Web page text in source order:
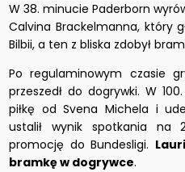
W 38. minucie Paderborn
Calvina Brackelmanna, który
Bilbii, a ten z bliska zdobył
Po regulaminowym czasie
przeszedł do dogrywki. W
piłkę od Svena Michela i
ustalił wynik spotkania na
promocję do Bundesligi.
bramkę w dogrywce.